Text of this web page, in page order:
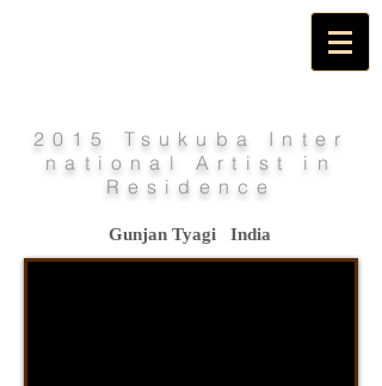
2015 Tsukuba Inter
national Artist in
Residence
Gunjan Tyagi India